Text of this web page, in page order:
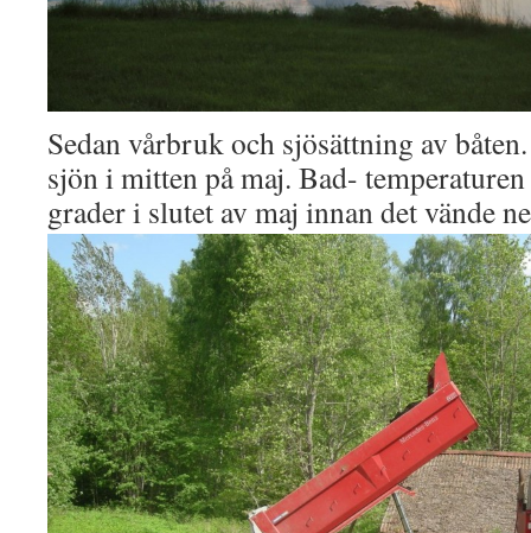
Sedan vårbruk och sjösättning av
sjön i mitten på maj. Bad-
grader i slutet av maj innan det vände